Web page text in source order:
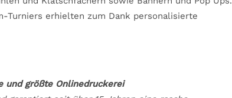
Turniers erhielten zum Dank personalisierte
und größte Onlinedruckerei